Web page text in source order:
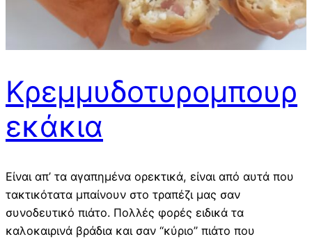
Κρεμμυδοτυρομπουρ
εκάκια
Είναι απ’ τα αγαπημένα ορεκτικά, είναι από αυτά που
τακτικότατα μπαίνουν στο τραπέζι μας σαν
συνοδευτικό πιάτο. Πολλές φορές ειδικά τα
καλοκαιρινά βράδια και σαν “κύριο” πιάτο που